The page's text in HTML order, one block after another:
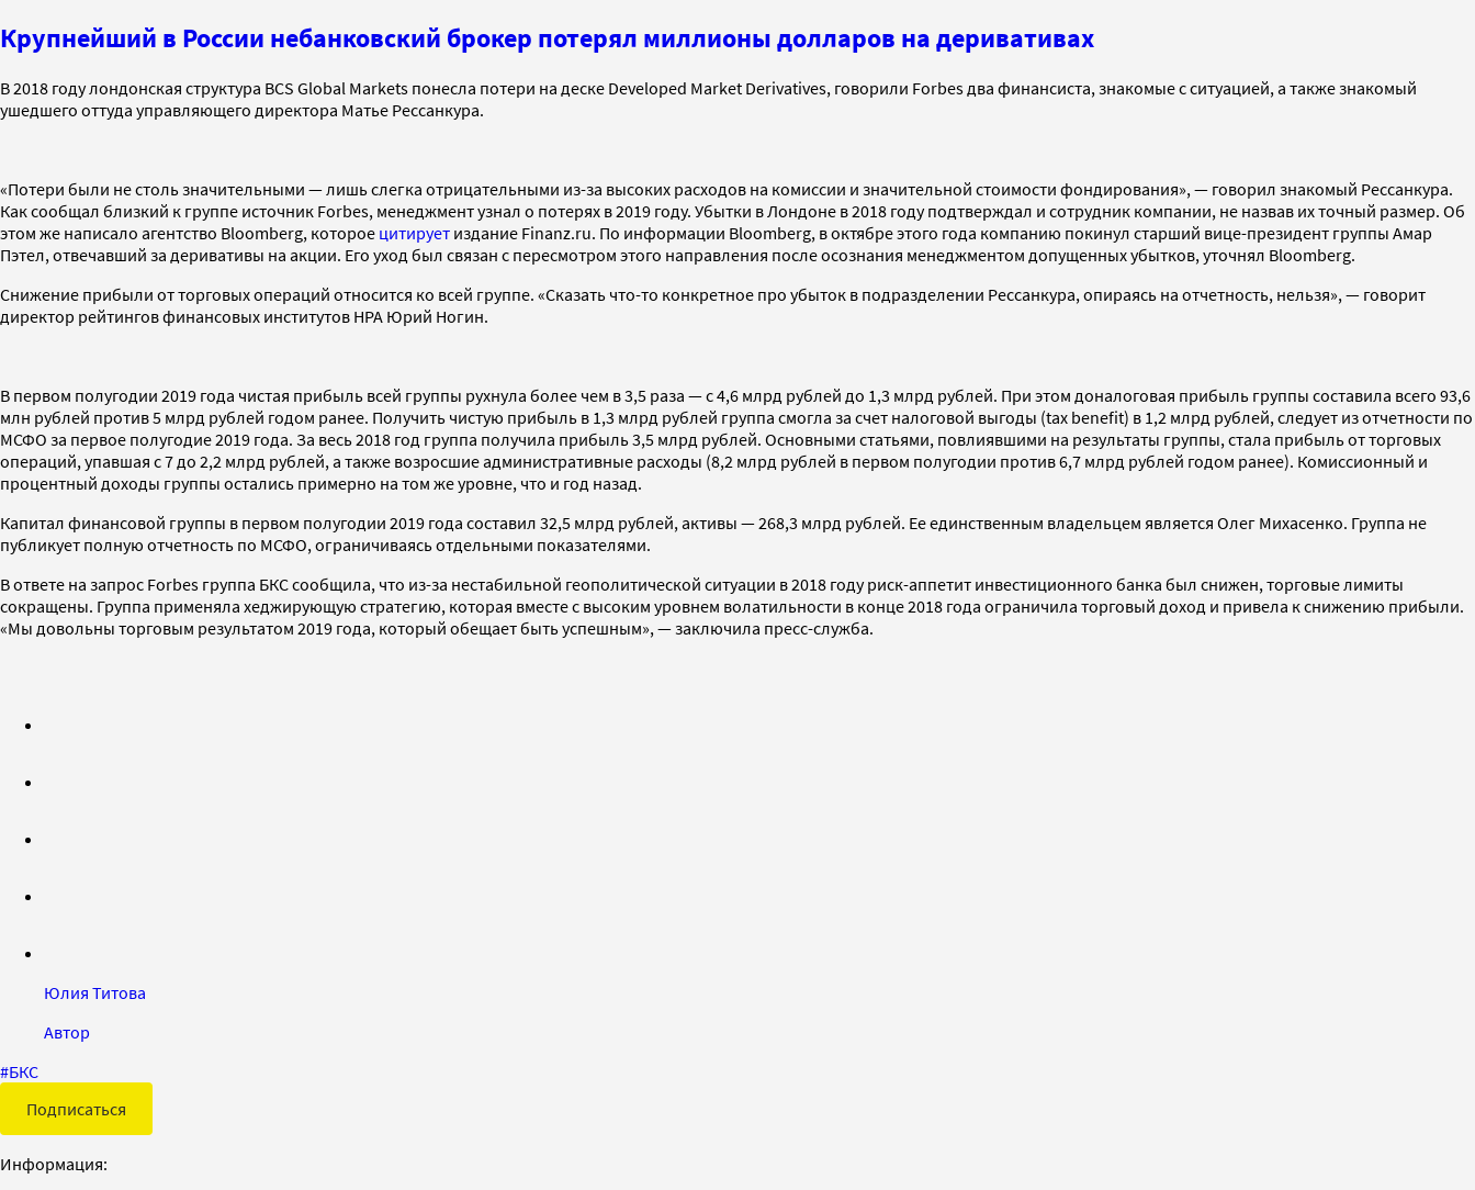
Крупнейший в России небанковский брокер потерял миллионы долларов на деривативах
В 2018 году лондонская структура BCS Global Markets понесла потери на деске Developed Market Derivatives, говорили Forbes два финансиста, знакомые с ситуацией, а также знакомый
ушедшего оттуда управляющего директора Матье Рессанкура.
«Потери были не столь значительными — лишь слегка отрицательными из-за высоких расходов на комиссии и значительной стоимости фондирования», — говорил знакомый Рессанкура.
Как сообщал близкий к группе источник Forbes, менеджмент узнал о потерях в 2019 году. Убытки в Лондоне в 2018 году подтверждал и сотрудник компании, не назвав их точный размер. Об
этом же написало агентство Bloomberg, которое цитирует издание Finanz.ru. По информации Bloomberg, в октябре этого года компанию покинул старший вице-президент группы Амар
Пэтел, отвечавший за деривативы на акции. Его уход был связан с пересмотром этого направления после осознания менеджментом допущенных убытков, уточнял Bloomberg.
Снижение прибыли от торговых операций относится ко всей группе. «Сказать что-то конкретное про убыток в подразделении Рессанкура, опираясь на отчетность, нельзя», — говорит
директор рейтингов финансовых институтов НРА Юрий Ногин.
В первом полугодии 2019 года чистая прибыль всей группы рухнула более чем в 3,5 раза — с 4,6 млрд рублей до 1,3 млрд рублей. При этом доналоговая прибыль группы составила всего 93,6
млн рублей против 5 млрд рублей годом ранее. Получить чистую прибыль в 1,3 млрд рублей группа смогла за счет налоговой выгоды (tax benefit) в 1,2 млрд рублей, следует из отчетности по
МСФО за первое полугодие 2019 года. За весь 2018 год группа получила прибыль 3,5 млрд рублей. Основными статьями, повлиявшими на результаты группы, стала прибыль от торговых
операций, упавшая с 7 до 2,2 млрд рублей, а также возросшие административные расходы (8,2 млрд рублей в первом полугодии против 6,7 млрд рублей годом ранее). Комиссионный и
процентный доходы группы остались примерно на том же уровне, что и год назад.
Капитал финансовой группы в первом полугодии 2019 года составил 32,5 млрд рублей, активы — 268,3 млрд рублей. Ее единственным владельцем является Олег Михасенко. Группа не
публикует полную отчетность по МСФО, ограничиваясь отдельными показателями.
В ответе на запрос Forbes группа БКС сообщила, что из-за нестабильной геополитической ситуации в 2018 году риск-аппетит инвестиционного банка был снижен, торговые лимиты
сокращены. Группа применяла хеджирующую стратегию, которая вместе с высоким уровнем волатильности в конце 2018 года ограничила торговый доход и привела к снижению прибыли.
«Мы довольны торговым результатом 2019 года, который обещает быть успешным», — заключила пресс-служба.
Юлия Титова
Автор
#БКС
Подписаться
Информация: